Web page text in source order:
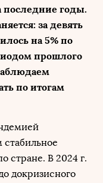
последние годы.
за девять
на 5% по
прошлого
по итогам
стабильное
стране. В 2024 г.
докризисного